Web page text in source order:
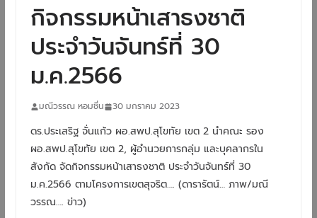
กิจกรรมหน้าเสาธงชาติ​
ประจำวันจันทร์ที่​ 30​
ม.ค.2566
มณีวรรณ หอมชื่น 30 มกราคม 2023
ดร.ประเสริฐ​ จั่นแก้ว​ ผอ.สพป.สุโขทัย​ เขต​ 2​ นำคณะ​ รอง​
ผอ.สพป.สุโขทัย​ เขต​ 2,​ ผู้อำนวยการกลุ่ม​ และบุคลากรใน
สังกัด​ จัดกิจกรรมหน้าเสาธงชาติ​ ประจำวันจันทร์ที่​ 3​0​
ม.ค.2566​ ตามโครงการเขตสุจริต…. (ดารารัตน์… ภาพ/มณี
วรรณ…. ข่าว)